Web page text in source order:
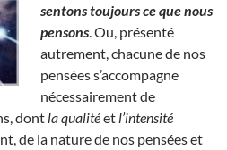
sentons toujours ce que nous
pensons . Ou, présenté
autrement, chacune de nos
pensées s’accompagne
nécessairement de
dont la qualitéet l’intensité
de la nature de nos pensées et